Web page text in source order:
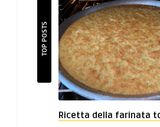
TOP POSTS
Ricetta della farinata